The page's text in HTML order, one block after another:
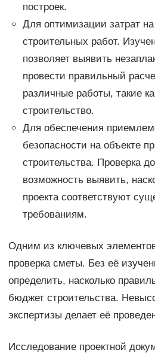
построек.
Для оптимизации затрат
строительных работ.
позволяет выявить
провести правильный
различные работы, такие
строительство.
Для обеспечения
безопасности на объекте
строительства. Проверка
возможность выявить,
проекта соответствуют
требованиям.
Одним из ключевых
проверка сметы. Без её
определить, насколько
бюджет строительства.
экспертизы делает её
Исследование проектной